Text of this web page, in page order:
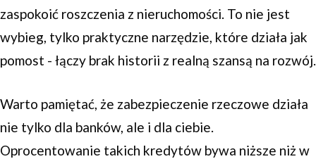
zaspokoić roszczenia z nieruchomości. To nie jest
wybieg, tylko praktyczne narzędzie, które działa jak
pomost - łączy brak historii z realną szansą na rozwój.
Warto pamiętać, że zabezpieczenie rzeczowe działa
nie tylko dla banków, ale i dla ciebie.
Oprocentowanie takich kredytów bywa niższe niż w